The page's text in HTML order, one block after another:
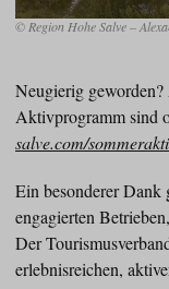
© Region Hohe Salve –
Neugierig
Aktivprogramm sind
salve.com/
Ein besonderer
engagierten
Der
erlebnisreichen,